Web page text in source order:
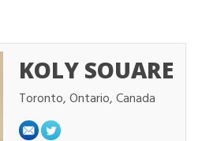
KOLY SOUARE
Toronto, Ontario, Canada